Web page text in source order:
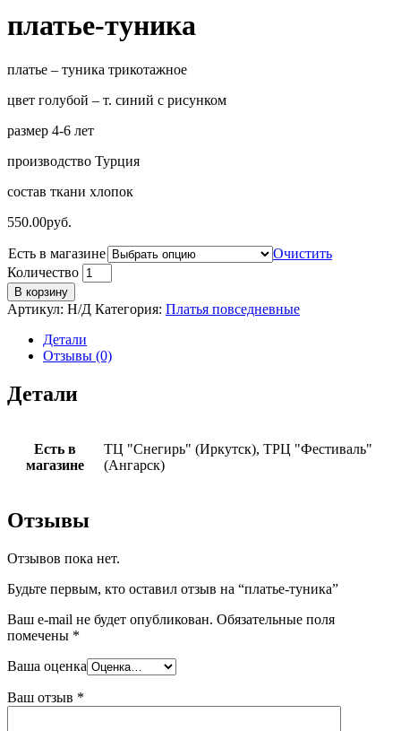
платье-туника
платье – туника трикотажное
цвет голубой – т. синий с рисунком
размер 4-6 лет
производство Турция
состав ткани хлопок
550.00руб.
Есть в магазине
Очистить
Количество
В корзину
Артикул: Н/Д Категория: Платья повседневные
Детали
Отзывы (0)
Детали
Есть в
магазине
ТЦ "Снегирь" (Иркутск), ТРЦ "Фестиваль"
(Ангарск)
Отзывы
Отзывов пока нет.
Будьте первым, кто оставил отзыв на “платье-туника”
Ваш e-mail не будет опубликован. Обязательные поля
помечены *
Ваша оценка
Ваш отзыв *